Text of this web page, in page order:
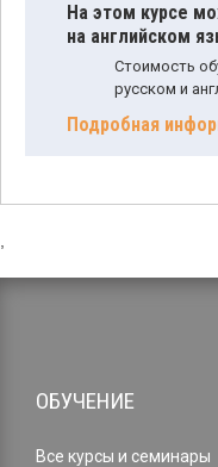
На этом курсе
на английском
Стоимость
русском и
Подробная
ОБУЧЕНИЕ
Все курсы и семинары